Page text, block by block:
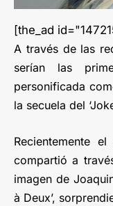
[the_ad
A través de las
serían las
personificada
la secuela del
Recientemente
compartió a
imagen de
à Deux’,